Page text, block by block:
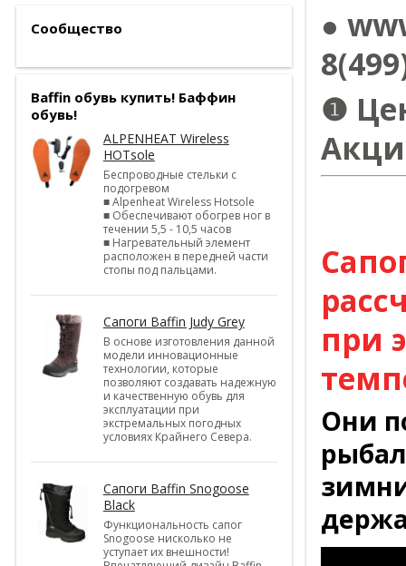
Сообщество
Baffin обувь купить! Баффин
обувь!
ALPENHEAT Wireless
HOTsole
Беспроводные стельки с
подогревом
■ Alpenheat Wireless Hotsole
■ Обеспечивают обогрев ног в
течении 5,5 - 10,5 часов
■ Нагревательный элемент
расположен в передней части
стопы под пальцами.
Сапоги Baffin Judy Grey
В основе изготовления данной
модели инновационные
технологии, которые
позволяют создавать надежную
и качественную обувь для
эксплуатации при
экстремальных погодных
условиях Крайнего Севера.
Сапоги Baffin Snogoose
Black
Функциональность сапог
Snogoose нисколько не
уступает их внешности!
●
❶
при
Они